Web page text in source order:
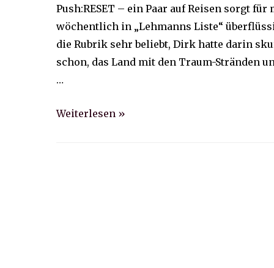
Push:RESET – ein Paar auf Reisen sorgt
wöchentlich in „Lehmanns Liste“
die Rubrik sehr beliebt, Dirk hatte darin
schon, das Land mit den Traum-Stränden
…
Lehmanns
Weiterlesen »